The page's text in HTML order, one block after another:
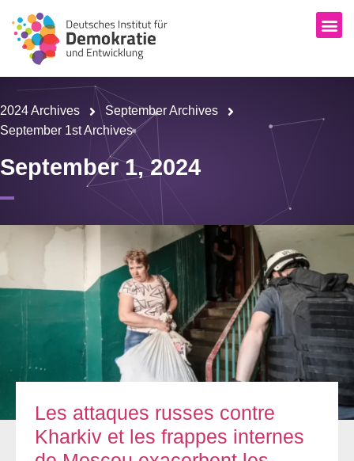
2024 Archives
September Archives
September 1st Archives
September 1, 2024
Les attaques russes contre
Kharkiv et les frappes internes